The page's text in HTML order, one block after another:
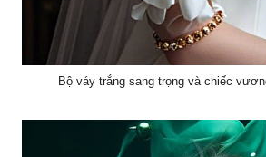
Bộ váy trắng sang trọng và chiếc